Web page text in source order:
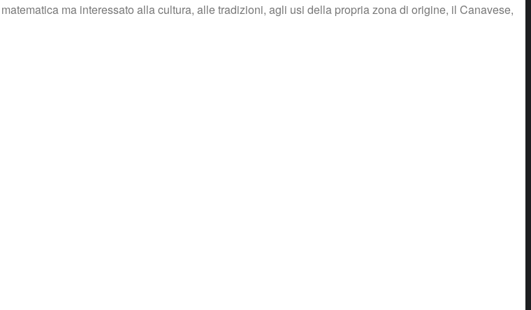
ma interessato alla cultura, alle tradizioni, agli usi della propria zona di origine, il Canavese,